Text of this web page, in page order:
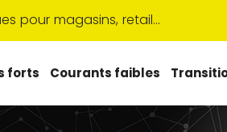
pour magasins, retail…
forts Courants faibles